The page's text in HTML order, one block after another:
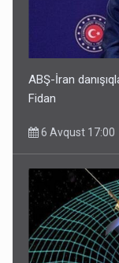
ABŞ-İran
Fidan
6 Avqust 17:00